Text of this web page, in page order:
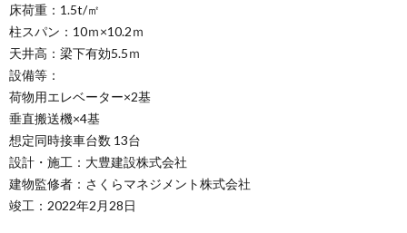
床荷重：1.5t/㎡
柱スパン：10ｍ×10.2ｍ
天井高：梁下有効5.5ｍ
設備等：
荷物用エレベーター×2基
垂直搬送機×4基
想定同時接車台数 13台
設計・施工：大豊建設株式会社
建物監修者：さくらマネジメント株式会社
竣工：2022年2月28日